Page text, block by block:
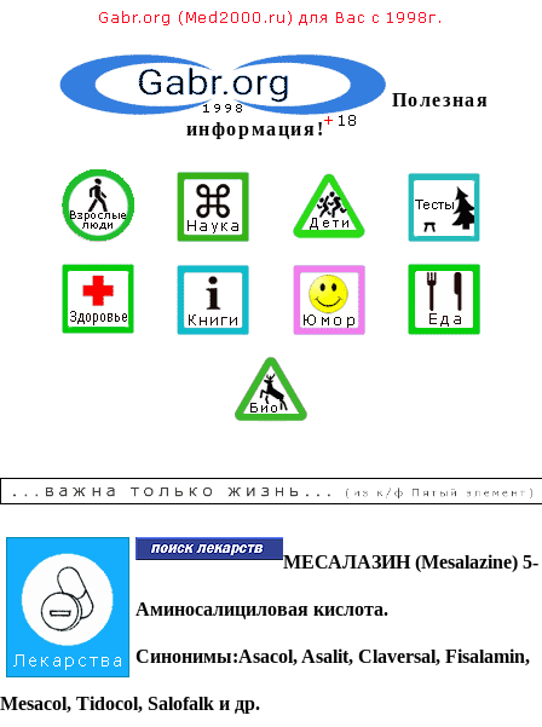
Полезная
информация!
МЕСАЛАЗИН (Mesalazine) 5-
Аминосалициловая кислота.
Синонимы:Asacol, Asalit, Claversal, Fisalamin,
Mesacol, Tidocol, Salofalk и др.